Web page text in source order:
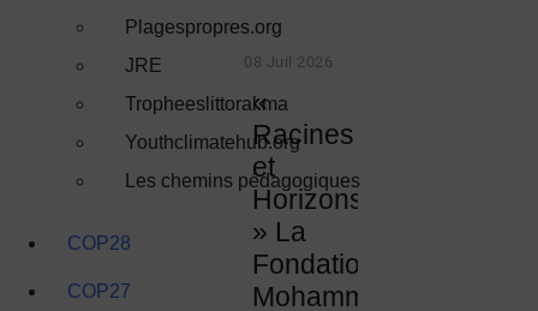
Plagespropres.org
JRE
Tropheeslittoral.ma
Youthclimatehub.org
Les chemins pédagogiques
COP28
COP27
08 Juil 2026
«
Racines
et
Horizons
» La
Fondation
Mohammed